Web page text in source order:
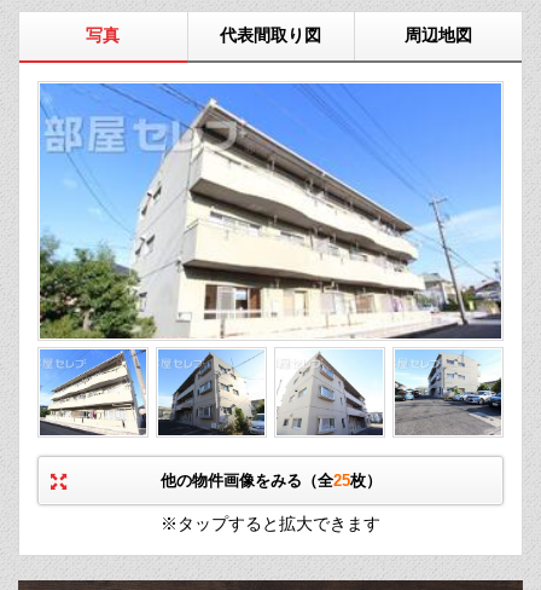
写真 代表間取り図 周辺地図
他の物件画像をみる（全25枚）
※タップすると拡大できます